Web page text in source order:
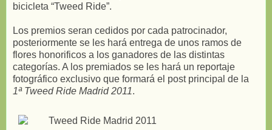
bicicleta “Tweed Ride”.
Los premios seran cedidos por cada patrocinador,
posteriormente se les hará entrega de unos ramos de
flores honorificos a los ganadores de las distintas
categorías. A los premiados se les hará un reportaje
fotográfico exclusivo que formará el post principal de la
1ª Tweed Ride Madrid 2011.